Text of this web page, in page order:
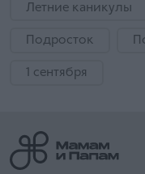
Летние каникулы
Подросток
1 сентября